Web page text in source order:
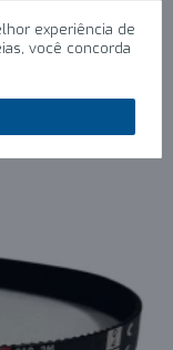
experiência de
você concorda